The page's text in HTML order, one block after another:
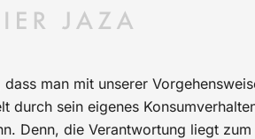
dass man mit unserer
durch sein eigenes
Denn, die Verantwortung liegt